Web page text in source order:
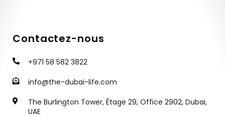
Contactez-nous
+971 58 582 3822
info@the-dubai-life.com
The Burlington Tower, Étage 29, Office 2902, Dubai,
UAE